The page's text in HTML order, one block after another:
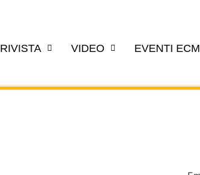
RIVISTA VIDEO EVENTI ECM